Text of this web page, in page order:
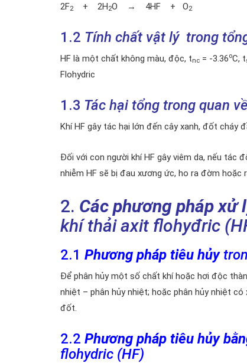
2F2 + 2H2O → 4HF + O2
1.2 Tính chất vật lý trong
HF là một chất không màu, độc, tnc = -3.36oC, t
Flohydric
1.3 Tác hại tổng trong quan
Khí HF gây tác hại lớn đến cây xanh, đốt cháy
Đối với con người khí HF gây viêm da, nếu tác
nhiễm HF sẽ bị đau xương ức, ho ra đờm hoặc
2. Các phương pháp xử
khí thải axit flohyđric
2.1 Phương pháp tiêu hủy
Để phân hủy một số chất khí hoặc hơi độc
nhiệt – phân hủy nhiệt; hoặc phân hủy nhiệt
đốt.
2.2 Phương pháp tiêu hủy
flohydric (HF)